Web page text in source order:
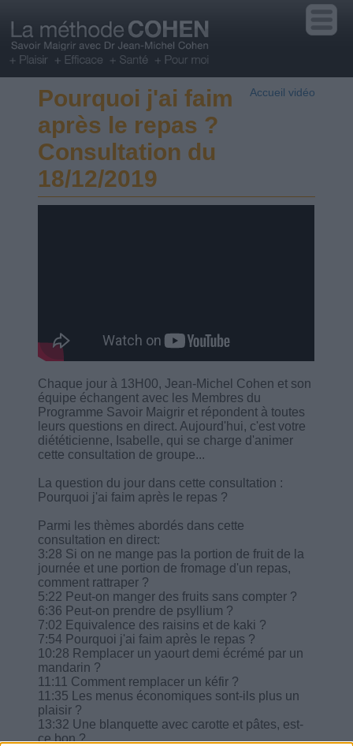
Accueil vidéo
Pourquoi j'ai faim
après le repas ?
Consultation du
18/12/2019
Chaque jour à 13H00, Jean-Michel Cohen et son
équipe échangent avec les Membres du
Programme Savoir Maigrir et répondent à toutes
leurs questions en direct. Aujourd'hui, c'est votre
diététicienne, Isabelle, qui se charge d'animer
cette consultation de groupe...
La question du jour dans cette consultation :
Pourquoi j'ai faim après le repas ?
Parmi les thèmes abordés dans cette
consultation en direct:
3:28 Si on ne mange pas la portion de fruit de la
journée et une portion de fromage d'un repas,
comment rattraper ?
5:22 Peut-on manger des fruits sans compter ?
6:36 Peut-on prendre de psyllium ?
7:02 Equivalence des raisins et de kaki ?
7:54 Pourquoi j'ai faim après le repas ?
10:28 Remplacer un yaourt demi écrémé par un
mandarin ?
11:11 Comment remplacer un kéfir ?
11:35 Les menus économiques sont-ils plus un
plaisir ?
13:32 Une blanquette avec carotte et pâtes, est-
ce bon ?